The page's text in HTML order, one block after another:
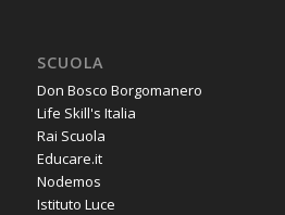
SCUOLA
Don Bosco Borgomanero
Life Skill's Italia
Rai Scuola
Educare.it
Nodemos
Istituto Luce